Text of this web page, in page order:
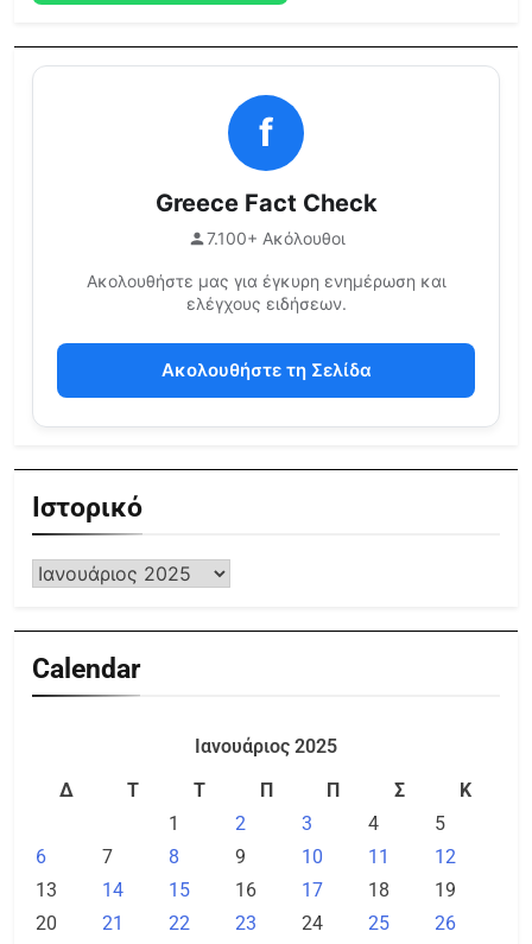
f
Greece Fact Check
7.100+ Ακόλουθοι
Ακολουθήστε μας για έγκυρη ενημέρωση και
ελέγχους ειδήσεων.
Ακολουθήστε τη Σελίδα
Ιστορικό
Calendar
Ιανουάριος 2025
Δ
Τ Τ Π Π Σ
Κ
1
2 3 4
5
6
7 8 9 10 11
12
13
14 15 16 17 18
19
20
21 22 23 24 25
26